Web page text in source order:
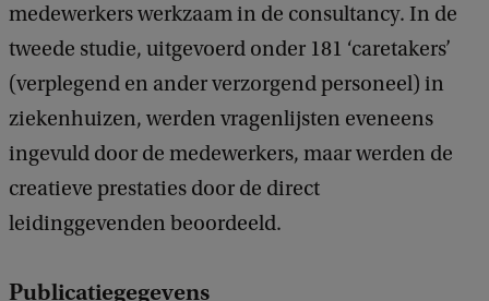
medewerkers werkzaam in de consultancy. In de
tweede studie, uitgevoerd onder 181 ‘caretakers’
(verplegend en ander verzorgend personeel) in
ziekenhuizen, werden vragenlijsten eveneens
ingevuld door de medewerkers, maar werden de
creatieve prestaties door de direct
leidinggevenden beoordeeld.
Publicatiegegevens